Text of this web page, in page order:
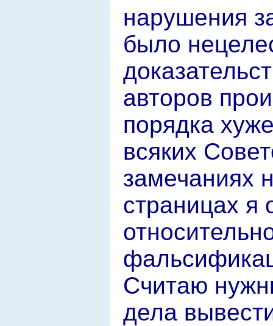
нарушения
было
авторов
порядка
всяких
замечаниях
страницах я
Считаю
дела